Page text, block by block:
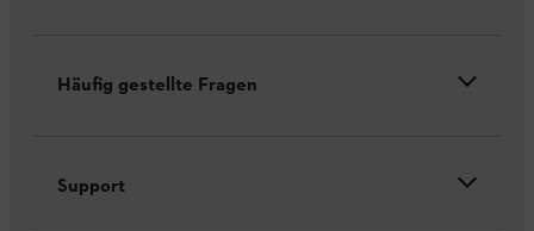
Häufig gestellte Fragen
Support